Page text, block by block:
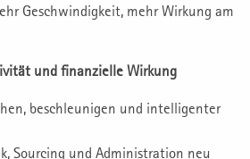
Geschwindigkeit, mehr Wirkung am
und finanzielle Wirkung
beschleunigen und intelligenter
Sourcing und Administration neu